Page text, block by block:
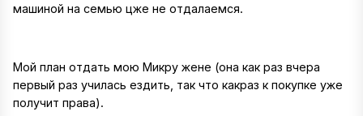
машиной на семью цже не отдалаемся.
Мой план отдать мою Микру жене (она как раз вчера
первый раз училась ездить, так что какраз к покупке уже
получит права).